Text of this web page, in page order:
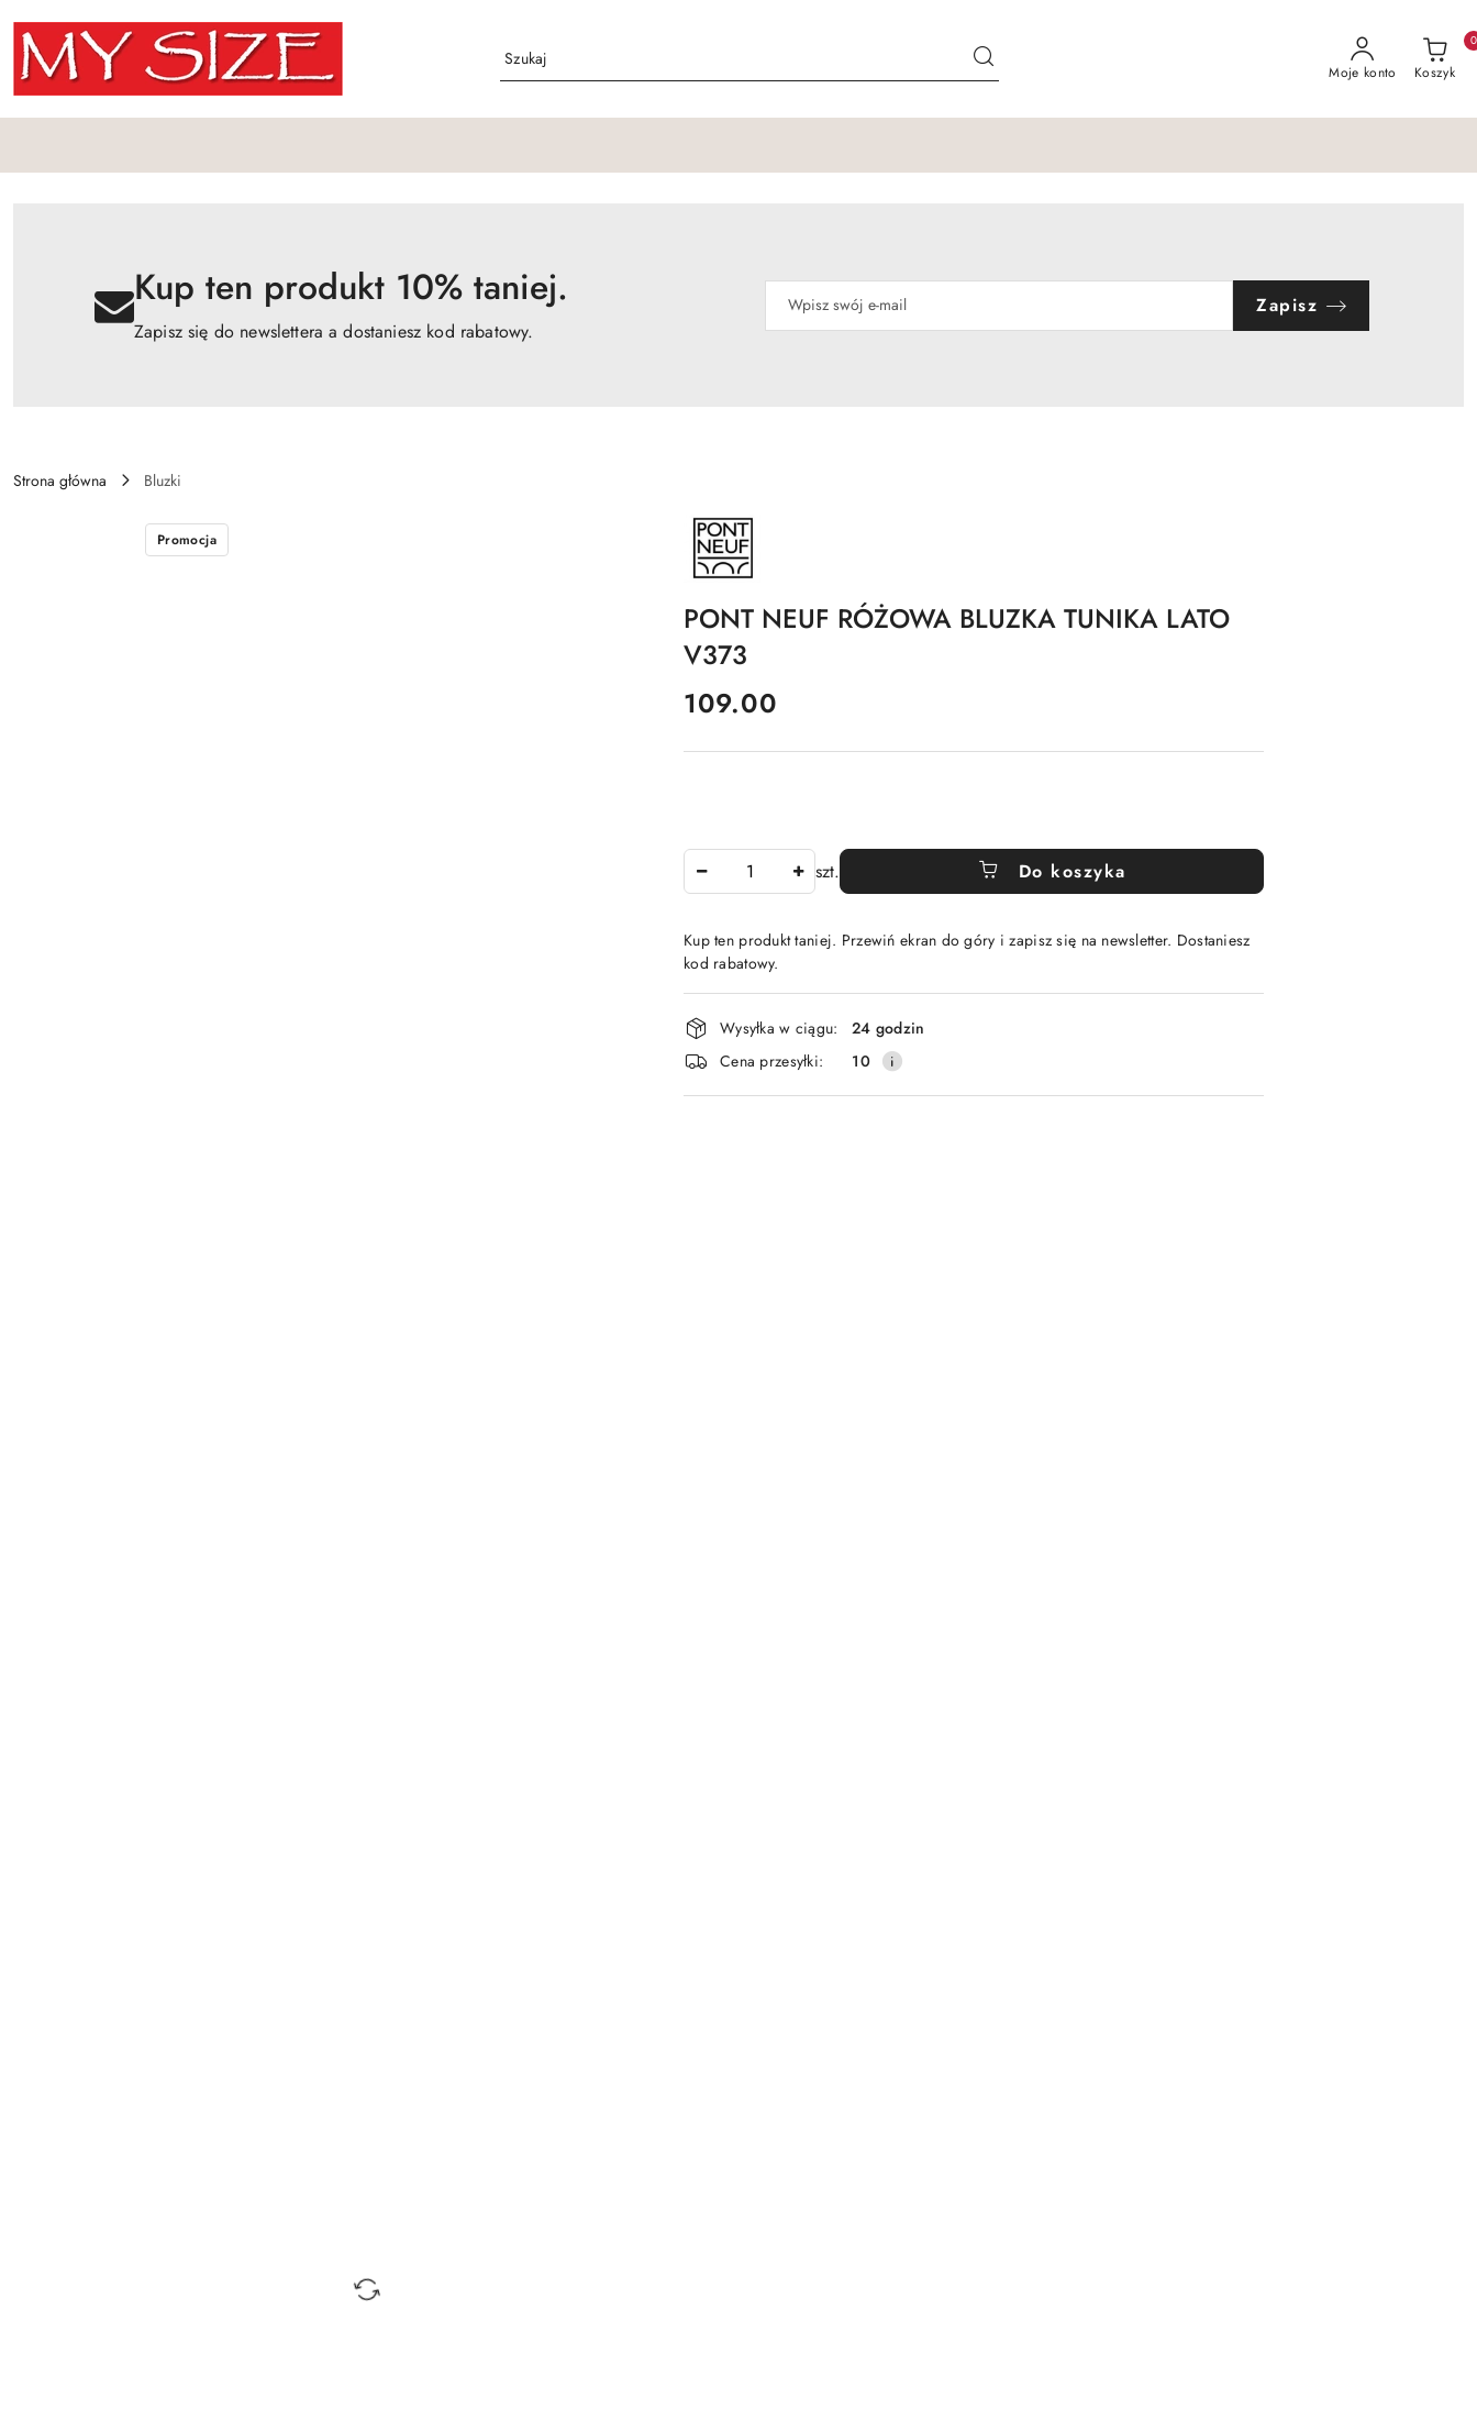
Przejdź do treści głównej
Przejdź do wyszukiwarki
Przejdź do moje konto
Przejdź do menu głównego
Przejdź do opisu produktu
Przejdź do stopki
Moje konto Koszyk
0
Kup ten produkt 10% taniej.
Zapisz się do newslettera a dostaniesz kod rabatowy.
Zapisz
Strona główna Bluzki
Promocja
NAZWA
PRODUCENTA:
PONT
NEUF
PONT NEUF RÓŻOWA BLUZKA TUNIKA LATO
V373
cena:
109.00
szt. Do koszyka
Kup ten produkt taniej. Przewiń ekran do góry i zapisz się na newsletter. Dostaniesz
kod rabatowy.
Dostępność
i
dostawa
Wysyłka w ciągu:
24 godzin
Cena przesyłki:
10